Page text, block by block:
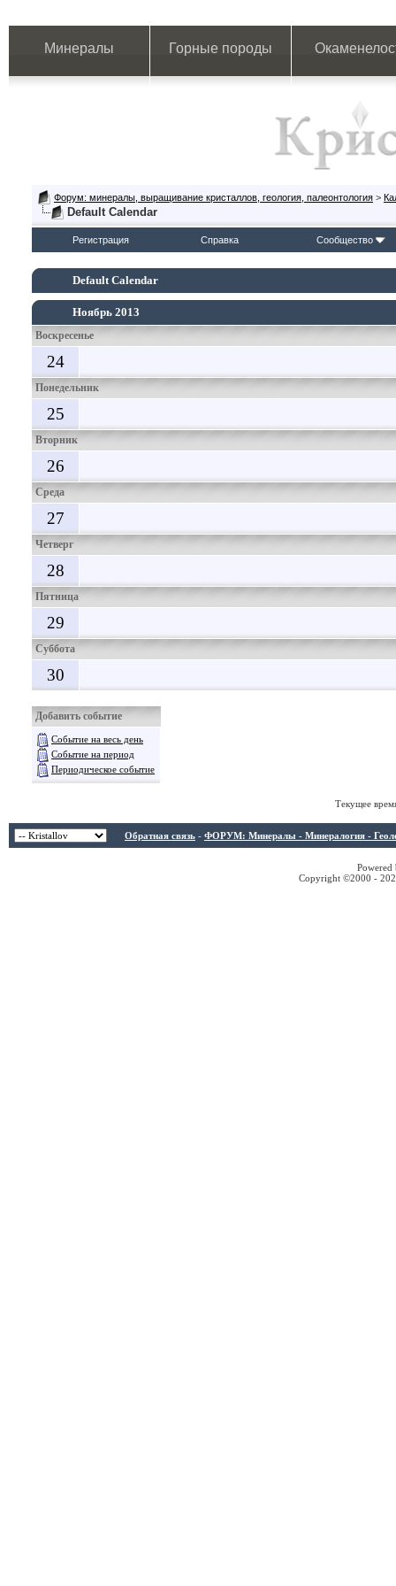
Минералы Горные породы
Форум: минералы, выращивание кристаллов, геология, палеонтология >
Default Calendar
Регистрация Справка Сообщество
Default Calendar
Ноябрь 2013
Воскресенье
24
Понедельник
25
Вторник
26
Среда
27
Четверг
28
Пятница
29
Суббота
30
Добавить событие
Событие на весь день
Событие на период
Периодическое событие
Текущее
Обратная связь - ФОРУМ: Минералы - Минералогия -
Copyright ©2000 -